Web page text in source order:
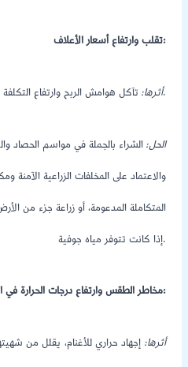
تقلب وارتفاع أسعار الأعلاف:
أثرها:تآكل هوامش الربح وارتفاع التكلفة التشغيلية.
الحل: الشراء بالجملة في مواسم الحصاد
والاعتماد على المخلفات الزراعية الآمنة
المتكاملة المدعومة، أو زراعة جزء من
إذا كانت تتوفر مياه جوفية.
مخاطر الطقس وارتفاع درجات الحرارة في الصيف السعودي:
أثرها: إجهاد حراري للأغنام، يقلل من